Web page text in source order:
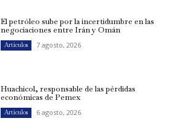
El petróleo sube por la incertidumbre en las
negociaciones entre Irán y Omán
Artículos 7 agosto, 2026
Huachicol, responsable de las pérdidas
económicas de Pemex
Artículos 6 agosto, 2026